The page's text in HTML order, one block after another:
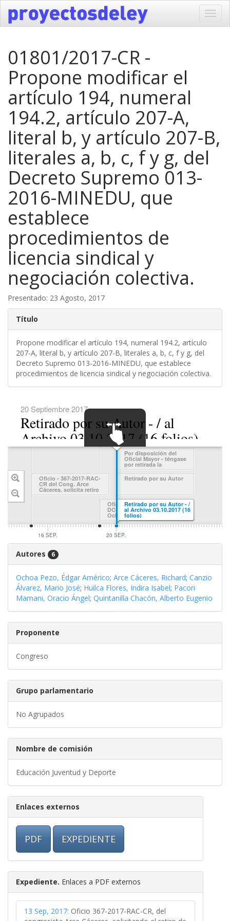
01801/2017-CR -
Propone modificar el
artículo 194, numeral
194.2, artículo 207-A,
literal b, y artículo 207-B,
literales a, b, c, f y g, del
Decreto Supremo 013-
2016-MINEDU, que
establece
procedimientos de
licencia sindical y
negociación colectiva.
Presentado: 23 Agosto, 2017
Título
Propone modificar el artículo 194, numeral 194.2, artículo
207-A, literal b, y artículo 207-B, literales a, b, c, f y g, del
Decreto Supremo 013-2016-MINEDU, que establece
procedimientos de licencia sindical y negociación colectiva.
20 Septiembre 2017
Retirado por su Autor - / al
Archivo 03.10.2017 (16 folios)
SWIPE TO
NAVIGATE
Oficio - 367-2017-RAC-
CR del Cong. Arce
Cáceres, solicita retiro
del Proyecto de Ley
Oficio - 0030-2017-2018-
DC-EAOP/CR del Cong.
Ochoa P., solicita el
retiro del Proyecto de
Ley 1801/2017-CR.-DGP
trámite correspondiente.-
Por disposición del
Oficial Mayor - téngase
por retirada la
Proposición 1801/2017-
CR., suscrita por los
Congresistas Ochoa Pezo
Retirado por su Autor
Retirado por su Autor - /
al Archivo 03.10.2017 (16
folios)
16 SEP. 20 SEP.
Autores 6
Ochoa Pezo, Édgar Américo; Arce Cáceres, Richard; Canzio
Álvarez, Mario José; Huilca Flores, Indira Isabel; Pacori
Mamani, Oracio Ángel; Quintanilla Chacón, Alberto Eugenio
Proponente
Congreso
Grupo parlamentario
No Agrupados
Nombre de comisión
Educación Juventud y Deporte
Enlaces externos
PDF EXPEDIENTE
Expediente. Enlaces a PDF externos
13 Sep, 2017: Oficio 367-2017-RAC-CR, del